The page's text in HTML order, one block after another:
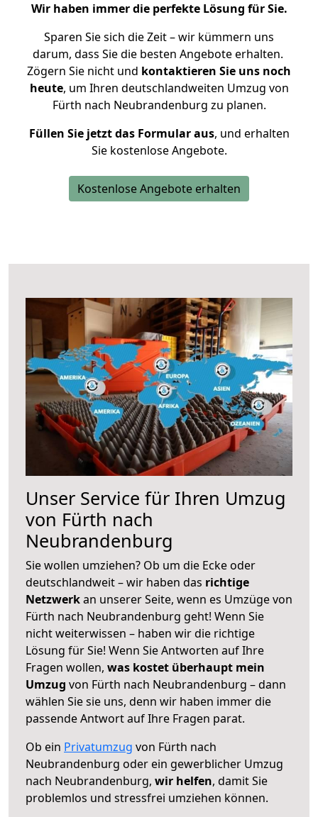
Wir haben immer die perfekte Lösung für Sie.
Sparen Sie sich die Zeit – wir kümmern uns
darum, dass Sie die besten Angebote erhalten.
Zögern Sie nicht und kontaktieren Sie uns noch
heute, um Ihren deutschlandweiten Umzug von
Fürth nach Neubrandenburg zu planen.
Füllen Sie jetzt das Formular aus, und erhalten
Sie kostenlose Angebote.
Kostenlose Angebote erhalten
Unser Service für Ihren Umzug
von Fürth nach
Neubrandenburg
Sie wollen umziehen? Ob um die Ecke oder
deutschlandweit – wir haben das richtige
Netzwerkan unserer Seite, wenn es Umzüge von
Fürth nach Neubrandenburg geht! Wenn Sie
nicht weiterwissen – haben wir die richtige
Lösung für Sie! Wenn Sie Antworten auf Ihre
Fragen wollen, was kostet überhaupt mein
Umzug von Fürth nach Neubrandenburg – dann
wählen Sie sie uns, denn wir haben immer die
passende Antwort auf Ihre Fragen parat.
Ob ein Privatumzug von Fürth nach
Neubrandenburg oder ein gewerblicher Umzug
nach Neubrandenburg, wir helfen, damit Sie
problemlos und stressfrei umziehen können.